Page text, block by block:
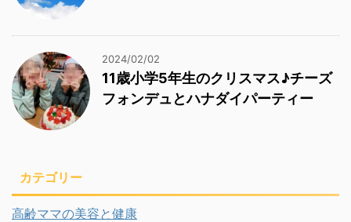
2024/02/02
11歳小学5年生のクリスマス♪チーズ
フォンデュとハナダイパーティー
カテゴリー
高齢ママの美容と健康